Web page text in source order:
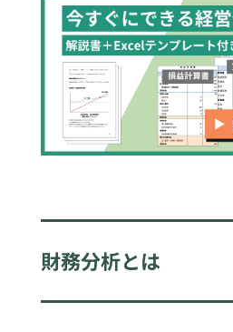
財務分析とは